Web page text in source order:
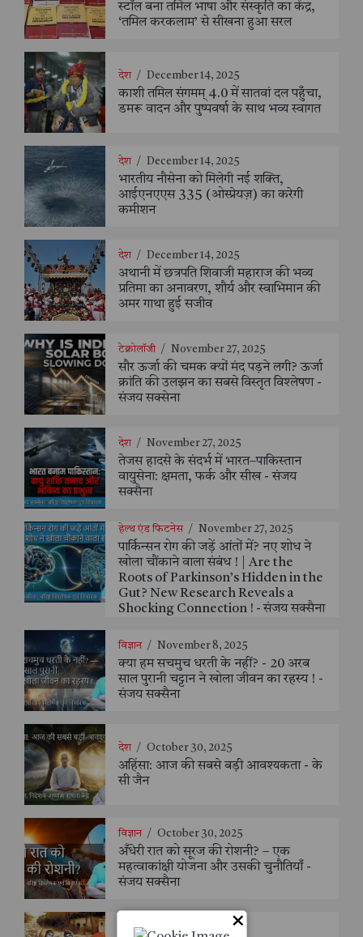
स्टॉल बना तमिल भाषा और संस्कृति का केंद्र,
‘तमिल करकलाम’ से सीखना हुआ सरल
देश / December 14, 2025
काशी तमिल संगमम् 4.0 में सातवां दल पहुँचा,
डमरू वादन और पुष्पवर्षा के साथ भव्य स्वागत
देश / December 14, 2025
भारतीय नौसेना को मिलेगी नई शक्ति,
आईएनएएस 335 (ओस्प्रेयज़) का करेगी
कमीशन
देश / December 14, 2025
अथानी में छत्रपति शिवाजी महाराज की भव्य
प्रतिमा का अनावरण, शौर्य और स्वाभिमान की
अमर गाथा हुई सजीव
टेक्नोलॉजी / November 27, 2025
सौर ऊर्जा की चमक क्यों मंद पड़ने लगी? ऊर्जा
क्रांति की उलझन का सबसे विस्तृत विश्लेषण -
संजय सक्सेना
देश / November 27, 2025
तेजस हादसे के संदर्भ में भारत–पाकिस्तान
वायुसेना: क्षमता, फर्क और सीख - संजय
सक्सैना
हेल्थ एंड फिटनेस / November 27, 2025
पार्किन्सन रोग की जड़ें आंतों में? नए शोध ने
खोला चौंकाने वाला संबंध ! | Are the
Roots of Parkinson’s Hidden in the
Gut? New Research Reveals a
Shocking Connection ! - संजय सक्सैना
विज्ञान / November 8, 2025
क्या हम सचमुच धरती के नहीं? - 20 अरब
साल पुरानी चट्टान ने खोला जीवन का रहस्य ! -
संजय सक्सैना
देश / October 30, 2025
अहिंसा: आज की सबसे बड़ी आवश्यकता - के
सी जैन
विज्ञान / October 30, 2025
अँधेरी रात को सूरज की रोशनी? – एक
महत्वाकांक्षी योजना और उसकी चुनौतियाँ -
संजय सक्सैना
×